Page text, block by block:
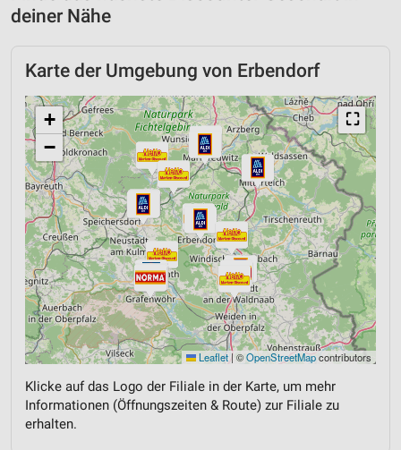
deiner Nähe
Karte der Umgebung von Erbendorf
⛶
+
−
Leaflet| ©OpenStreetMapcontributors
Klicke auf das Logo der Filiale in der Karte, um mehr
Informationen (Öffnungszeiten & Route) zur Filiale zu
erhalten.